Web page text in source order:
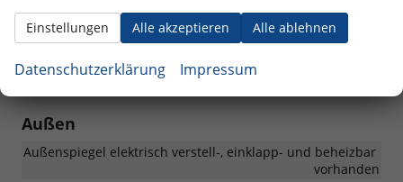
Wegfahrsperre
vorhanden
Außen
Außenspiegel elektrisch verstell-, einklapp- und beheizbar
vorhanden
Alle akzeptieren Alle ablehnen
Einstellungen
Datenschutzerklärung Impressum